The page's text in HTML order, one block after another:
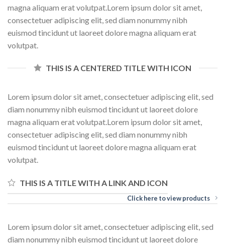
magna aliquam erat volutpat.Lorem ipsum dolor sit amet,
consectetuer adipiscing elit, sed diam nonummy nibh
euismod tincidunt ut laoreet dolore magna aliquam erat
volutpat.
THIS IS A CENTERED TITLE WITH ICON
Lorem ipsum dolor sit amet, consectetuer adipiscing elit, sed
diam nonummy nibh euismod tincidunt ut laoreet dolore
magna aliquam erat volutpat.Lorem ipsum dolor sit amet,
consectetuer adipiscing elit, sed diam nonummy nibh
euismod tincidunt ut laoreet dolore magna aliquam erat
volutpat.
THIS IS A TITLE WITH A LINK AND ICON
Click here to view products
Lorem ipsum dolor sit amet, consectetuer adipiscing elit, sed
diam nonummy nibh euismod tincidunt ut laoreet dolore